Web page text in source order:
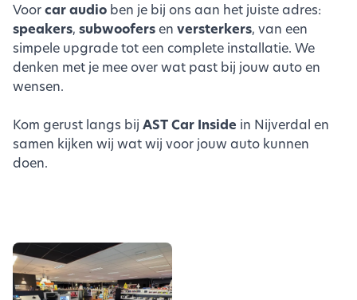
Voorcar audio ben je bij ons aan het juiste adres:
speakers, subwoofersen versterkers, van een
simpele upgrade tot een complete installatie. We
denken met je mee over wat past bij jouw auto en
wensen.
Kom gerust langs bij AST Car Inside in Nijverdal en
samen kijken wij wat wij voor jouw auto kunnen
doen.